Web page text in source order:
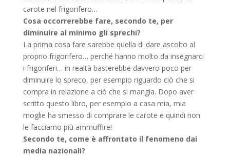
carote nel frigorifero…
Cosa occorrerebbe fare, secondo te, per
diminuire al minimo gli sprechi?
La prima cosa fare sarebbe quella di dare ascolto al
proprio frigorifero… perché hanno molto da insegnarci
i frigoriferi… in realtà basterebbe davvero poco per
diminuire lo spreco, per esempio riguardo ciò che si
compra in relazione a ciò che si mangia. Dopo aver
scritto questo libro, per esempio a casa mia, mia
moglie ha smesso di comprare le carote e quindi non
le facciamo più ammuffire!
Secondo te, come è affrontato il fenomeno dai
media nazionali?